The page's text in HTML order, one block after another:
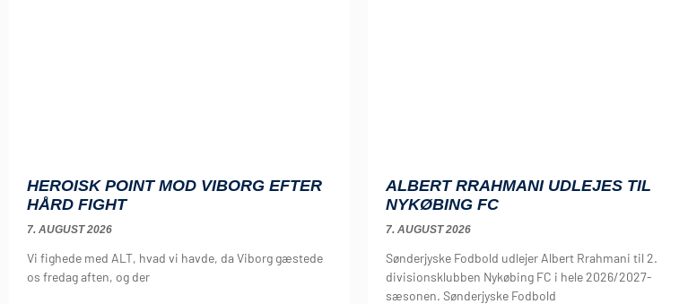
HEROISK POINT MOD VIBORG EFTER
HÅRD FIGHT
7. AUGUST 2026
Vi fighede med ALT, hvad vi havde, da Viborg gæstede
os fredag aften, og der
ALBERT RRAHMANI UDLEJES TIL
NYKØBING FC
7. AUGUST 2026
Sønderjyske Fodbold udlejer Albert Rrahmani til 2.
divisionsklubben Nykøbing FC i hele 2026/2027-
sæsonen. Sønderjyske Fodbold